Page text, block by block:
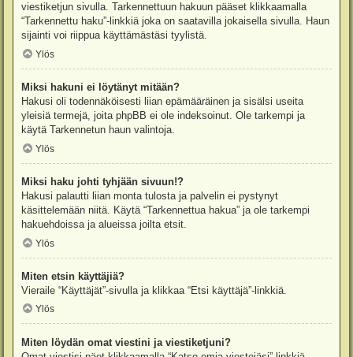
viestiketjun sivulla. Tarkennettuun hakuun pääset klikkaamalla
“Tarkennettu haku”-linkkiä joka on saatavilla jokaisella sivulla. Haun
sijainti voi riippua käyttämästäsi tyylistä.
Ylös
Miksi hakuni ei löytänyt mitään?
Hakusi oli todennäköisesti liian epämääräinen ja sisälsi useita
yleisiä termejä, joita phpBB ei ole indeksoinut. Ole tarkempi ja
käytä Tarkennetun haun valintoja.
Ylös
Miksi haku johti tyhjään sivuun!?
Hakusi palautti liian monta tulosta ja palvelin ei pystynyt
käsittelemään niitä. Käytä “Tarkennettua hakua” ja ole tarkempi
hakuehdoissa ja alueissa joilta etsit.
Ylös
Miten etsin käyttäjiä?
Vieraile “Käyttäjät”-sivulla ja klikkaa “Etsi käyttäjä”-linkkiä.
Ylös
Miten löydän omat viestini ja viestiketjuni?